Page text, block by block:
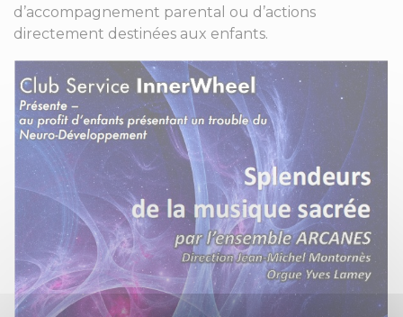
d’accompagnement parental ou d’actions
directement destinées aux enfants.